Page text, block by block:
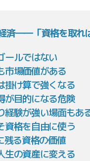
済――「資格を取れ
ールではない
市場価値がある
掛け算で強くなる
が目的になる危険
経験が強い場面もあ
資格を自由に使う
残る資格の価値
生の資産に変える